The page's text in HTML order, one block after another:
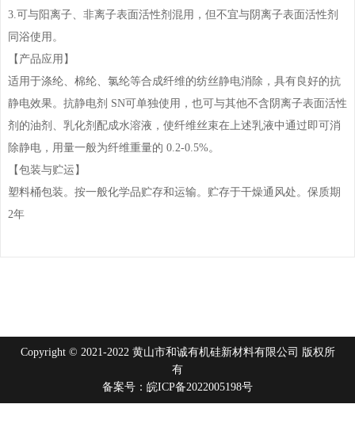
3.可与阳离子、非离子表面活性剂混用，但不宜与阴离子表面活性剂
同浴使用。
【产品应用】
适用于涤纶、棉纶、氯纶等合成纤维的纺丝静电消除，具有良好的抗
静电效果。 抗静电剂 SN可单独使用，也可与其他不含阴离子表面活性
剂的油剂、乳化剂配成水溶液，使纤维丝束在上述乳液中通过即可消
除静电，用量一般为纤维重量的 0.2-0.5%。
【包装与贮运】
塑料桶包装。按一般化学品贮存和运输。贮存于干燥通风处。保质期
2年
Copyright © 2021-2022 黄山市和诚有机硅新材料有限公司 版权所
有
备案号：皖ICP备2022005198号